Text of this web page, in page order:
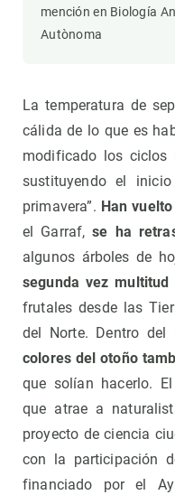
mención en Biología
Autònoma
La temperatura de
cálida de lo que es
modificado los ciclos
sustituyendo el
primavera”. Han
el Garraf,se ha
algunos árboles de
segunda vez multitud
frutales desde las
del Norte. Dentro del
colores del otoño
que solían hacerlo.
que atrae a
proyecto de ciencia
con la participación
financiado por el